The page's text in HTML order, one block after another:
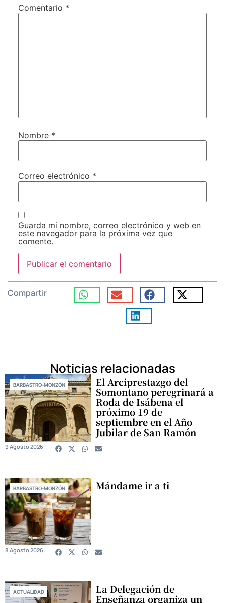
Comentario *
Nombre *
Correo electrónico *
Guarda mi nombre, correo electrónico y web en
este navegador para la próxima vez que
comente.
Compartir
Noticias relacionadas
BARBASTRO-MONZÓN El Arciprestazgo del
Somontano peregrinará a
Roda de Isábena el
próximo 19 de
septiembre en el Año
Jubilar de San Ramón
9 Agosto 2026
BARBASTRO-MONZÓN Mándame ir a ti
8 Agosto 2026
ACTUALIDAD La Delegación de
Enseñanza organiza un